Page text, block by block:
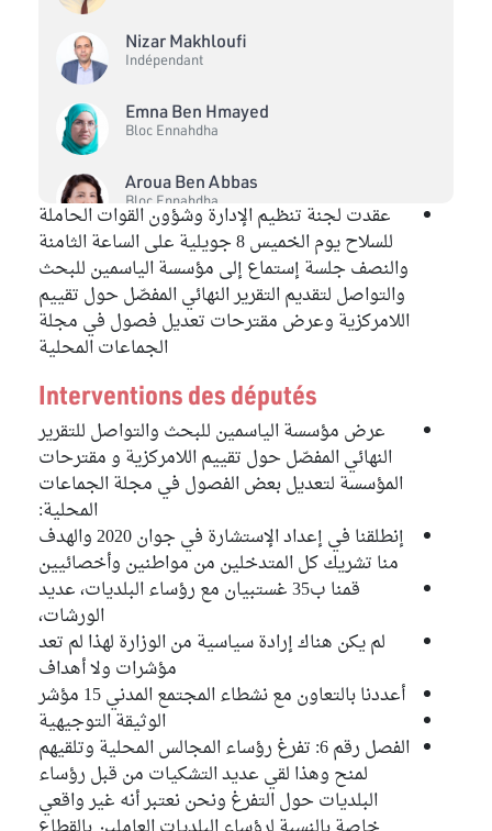
عقدت لجنة تنظيم الإدارة وشؤون القوات الحاملة
للسلاح يوم الخميس 8 جويلية على الساعة الثامنة
والنصف جلسة إستماع إلى مؤسسة الياسمين للبحث
والتواصل لتقديم التقرير النهائي المفصّل حول تقييم
اللامركزية وعرض مقترحات تعديل فصول في مجلة
الجماعات المحلية
Interventions des députés
عرض مؤسسة الياسمين للبحث والتواصل للتقرير
النهائي المفصّل حول تقييم اللامركزية و مقترحات
المؤسسة لتعديل بعض الفصول في مجلة الجماعات
المحلية:
إنطلقنا في إعداد الإستشارة في جوان 2020 والهدف
منا تشريك كل المتدخلين من مواطنين وأخصائيين
قمنا ب35 غستبيان مع رؤساء البلديات، عديد
الورشات،
لم يكن هناك إرادة سياسية من الوزارة لهذا لم تعد
مؤشرات ولا أهداف
أعددنا بالتعاون مع نشطاء المجتمع المدني 15 مؤشر
الوثيقة التوجيهية
الفصل رقم 6: تفرغ رؤساء المجالس المحلية وتلقيهم
لمنح وهذا لقي عديد التشكيات من قبل رؤساء
البلديات حول التفرغ ونحن نعتبر أنه غير واقعي
Nizar Makhloufi
Indépendant
Emna Ben Hmayed
Bloc Ennahdha
Aroua Ben Abbas
Bloc Ennahdha
Sofien Makhloufi
Bloc Démocrate
Amel Ouertatani
Bloc Qalb Tounes
Ibtihej Ben Helal
Bloc Qalb Tounes
Khaled Qsouma
Indépendant
Sayed Ferjani
Bloc Ennahdha